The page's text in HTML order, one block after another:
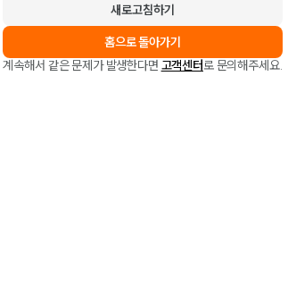
새로고침하기
홈으로 돌아가기
계속해서 같은 문제가 발생한다면 고객센터로 문의해주세요.